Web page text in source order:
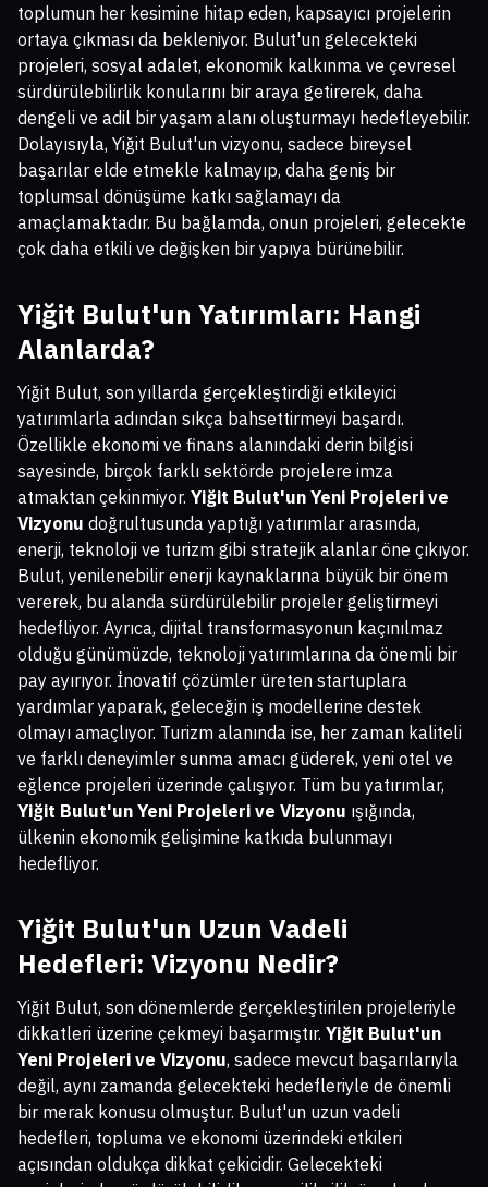
toplumun her kesimine hitap eden, kapsayıcı projelerin
ortaya çıkması da bekleniyor. Bulut'un gelecekteki
projeleri, sosyal adalet, ekonomik kalkınma ve çevresel
sürdürülebilirlik konularını bir araya getirerek, daha
dengeli ve adil bir yaşam alanı oluşturmayı hedefleyebilir.
Dolayısıyla, Yiğit Bulut'un vizyonu, sadece bireysel
başarılar elde etmekle kalmayıp, daha geniş bir
toplumsal dönüşüme katkı sağlamayı da
amaçlamaktadır. Bu bağlamda, onun projeleri, gelecekte
çok daha etkili ve değişken bir yapıya bürünebilir.
Yiğit Bulut'un Yatırımları: Hangi
Alanlarda?
Yiğit Bulut, son yıllarda gerçekleştirdiği etkileyici
yatırımlarla adından sıkça bahsettirmeyi başardı.
Özellikle ekonomi ve finans alanındaki derin bilgisi
sayesinde, birçok farklı sektörde projelere imza
atmaktan çekinmiyor. Yiğit Bulut'un Yeni Projeleri ve
Vizyonu doğrultusunda yaptığı yatırımlar arasında,
enerji, teknoloji ve turizm gibi stratejik alanlar öne çıkıyor.
Bulut, yenilenebilir enerji kaynaklarına büyük bir önem
vererek, bu alanda sürdürülebilir projeler geliştirmeyi
hedefliyor. Ayrıca, dijital transformasyonun kaçınılmaz
olduğu günümüzde, teknoloji yatırımlarına da önemli bir
pay ayırıyor. İnovatif çözümler üreten startuplara
yardımlar yaparak, geleceğin iş modellerine destek
olmayı amaçlıyor. Turizm alanında ise, her zaman kaliteli
ve farklı deneyimler sunma amacı güderek, yeni otel ve
eğlence projeleri üzerinde çalışıyor. Tüm bu yatırımlar,
Yiğit Bulut'un Yeni Projeleri ve Vizyonu ışığında,
ülkenin ekonomik gelişimine katkıda bulunmayı
hedefliyor.
Yiğit Bulut'un Uzun Vadeli
Hedefleri: Vizyonu Nedir?
Yiğit Bulut, son dönemlerde gerçekleştirilen projeleriyle
dikkatleri üzerine çekmeyi başarmıştır. Yiğit Bulut'un
Yeni Projeleri ve Vizyonu, sadece mevcut başarılarıyla
değil, aynı zamanda gelecekteki hedefleriyle de önemli
bir merak konusu olmuştur. Bulut'un uzun vadeli
hedefleri, topluma ve ekonomi üzerindeki etkileri
açısından oldukça dikkat çekicidir. Gelecekteki